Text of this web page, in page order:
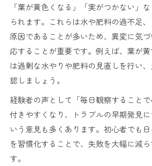
「葉が黄色くなる」「実がつかない」
られます。これらは水や肥料の過不足
原因であることが多いため、異変に気
応することが重要です。例えば、葉が
は過剰な水やりや肥料の見直しを行い
認しましょう。
経験者の声として「毎日観察すること
付きやすくなり、トラブルの早期発見
いう意見も多くあります。初心者でも
を習慣化することで、失敗を大幅に減
す。